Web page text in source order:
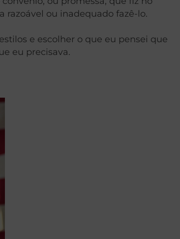
ou inadequado fazê-lo.
e escolher o que eu pensei que
eu precisava.